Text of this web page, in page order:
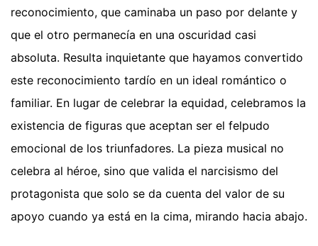
reconocimiento, que caminaba un paso por delante y
que el otro permanecía en una oscuridad casi
absoluta. Resulta inquietante que hayamos convertido
este reconocimiento tardío en un ideal romántico o
familiar. En lugar de celebrar la equidad, celebramos la
existencia de figuras que aceptan ser el felpudo
emocional de los triunfadores. La pieza musical no
celebra al héroe, sino que valida el narcisismo del
protagonista que solo se da cuenta del valor de su
apoyo cuando ya está en la cima, mirando hacia abajo.